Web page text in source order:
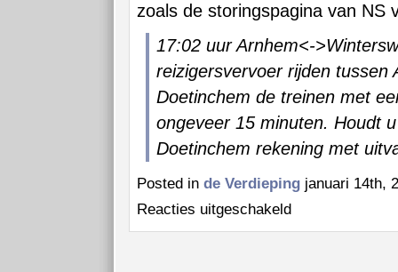
zoals de storingspagina van NS
17:02 uur Arnhem<-
reizigersvervoer rijden tussen
Doetinchem de treinen met
ongeveer 15 minuten. Houdt
Doetinchem rekening met
Posted in de Verdieping januari 14th,
Reacties uitgeschakeldvoor
de